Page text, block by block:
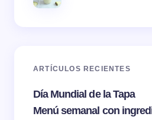
ARTÍCULOS RECIENTES
Día Mundial de la Tapa
Menú semanal con